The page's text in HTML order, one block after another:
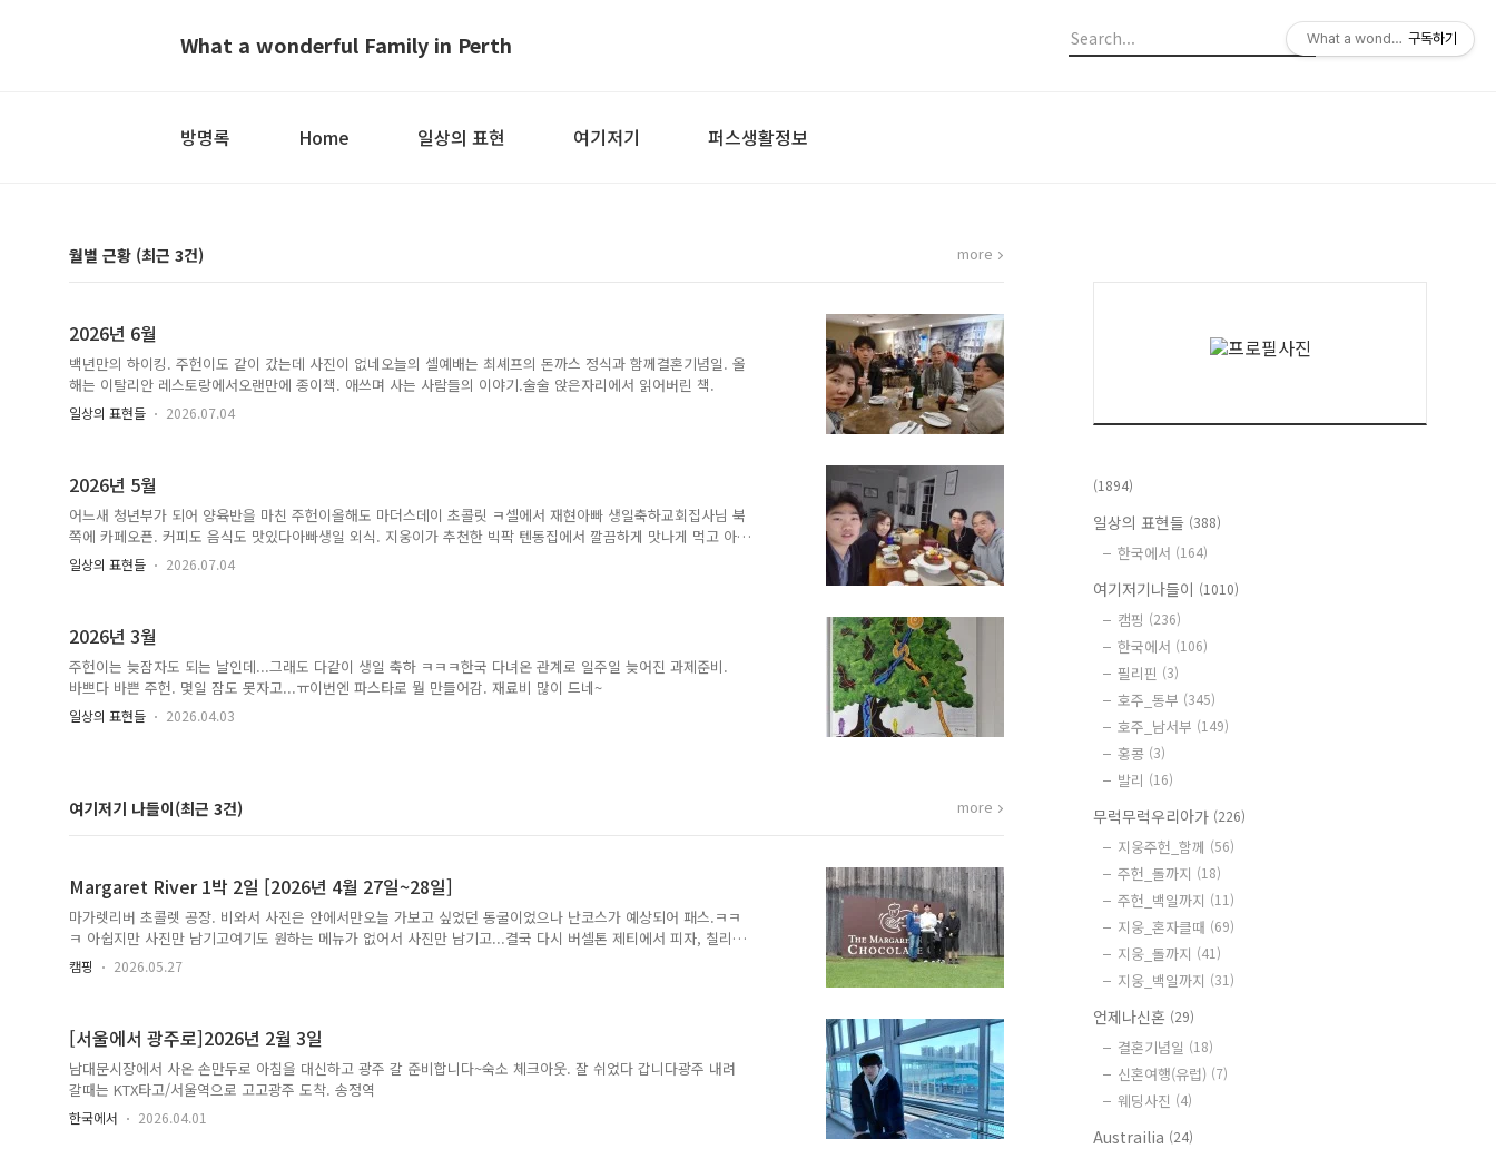
What a wonderful Family in Perth
방명록 Home 일상의 표현 여기저기 퍼스생활정보
월별 근황 (최근 3건) more
2026년 6월
백년만의 하이킹. 주헌이도 같이 갔는데 사진이 없네오늘의 셀예배는 최셰프의 돈까스 정식과 함께결혼기념일. 올
해는 이탈리안 레스토랑에서오랜만에 종이책. 애쓰며 사는 사람들의 이야기.술술 앉은자리에서 읽어버린 책.
일상의 표현들 2026.07.04
2026년 5월
어느새 청년부가 되어 양육반을 마친 주헌이올해도 마더스데이 초콜릿 ㅋ셀에서 재현아빠 생일축하교회집사님 북
쪽에 카페오픈. 커피도 음식도 맛있다아빠생일 외식. 지웅이가 추천한 빅팍 텐동집에서 깔끔하게 맛나게 먹고 아
이스크림 후식까지
일상의 표현들 2026.07.04
2026년 3월
주헌이는 늦잠자도 되는 날인데...그래도 다같이 생일 축하 ㅋㅋㅋ한국 다녀온 관계로 일주일 늦어진 과제준비.
바쁘다 바쁜 주헌. 몇일 잠도 못자고...ㅠ이번엔 파스타로 뭘 만들어감. 재료비 많이 드네~
일상의 표현들 2026.04.03
여기저기 나들이(최근 3건) more
Margaret River 1박 2일 [2026년 4월 27일~28일]
마가렛리버 초콜렛 공장. 비와서 사진은 안에서만오늘 가보고 싶었던 동굴이었으나 난코스가 예상되어 패스.ㅋㅋ
ㅋ 아쉽지만 사진만 남기고여기도 원하는 메뉴가 없어서 사진만 남기고...결국 다시 버셀톤 제티에서 피자, 칠리
머슬, 피쉬앤칩스로 마무리지웅이가 먹고 싶은 피쉬앤칩스 먹으러1박 2일 후딱 지났네.
캠핑 2026.05.27
[서울에서 광주로]2026년 2월 3일
남대문시장에서 사온 손만두로 아침을 대신하고 광주 갈 준비합니다~숙소 체크아웃. 잘 쉬었다 갑니다광주 내려
갈때는 KTX타고/서울역으로 고고광주 도착. 송정역
한국에서 2026.04.01
(1894)
일상의 표현들 (388)
한국에서 (164)
여기저기나들이 (1010)
캠핑 (236)
한국에서 (106)
필리핀 (3)
호주_동부 (345)
호주_남서부 (149)
홍콩 (3)
발리 (16)
무럭무럭우리아가 (226)
지웅주헌_함께 (56)
주헌_돌까지 (18)
주헌_백일까지 (11)
지웅_혼자클때 (69)
지웅_돌까지 (41)
지웅_백일까지 (31)
언제나신혼 (29)
결혼기념일 (18)
신혼여행(유럽) (7)
웨딩사진 (4)
Austrailia (24)
What a wonderful Family in
구독하기